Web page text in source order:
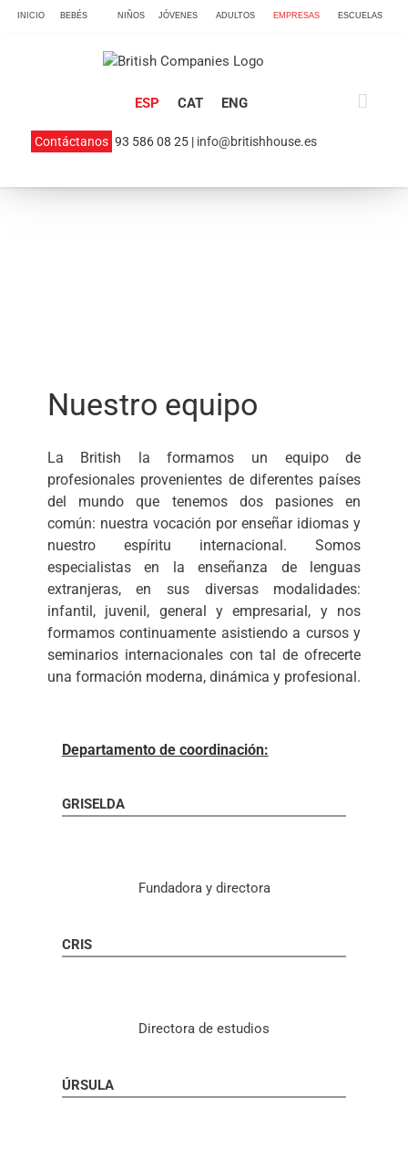
SkipINICIO BEBÉS NIÑOS JÓVENES ADULTOS EMPRESAS ESCUELAS
ESP CAT ENG
Contáctanos 93 586 08 25 | info@britishhouse.es
Nuestro equipo
La British la formamos un equipo de
profesionales provenientes de diferentes países
del mundo que tenemos dos pasiones en
común: nuestra vocación por enseñar idiomas y
nuestro espíritu internacional. Somos
especialistas en la enseñanza de lenguas
extranjeras, en sus diversas modalidades:
infantil, juvenil, general y empresarial, y nos
formamos continuamente asistiendo a cursos y
seminarios internacionales con tal de ofrecerte
una formación moderna, dinámica y profesional.
Departamento de coordinación:
GRISELDA
Fundadora y directora
CRIS
Directora de estudios
ÚRSULA